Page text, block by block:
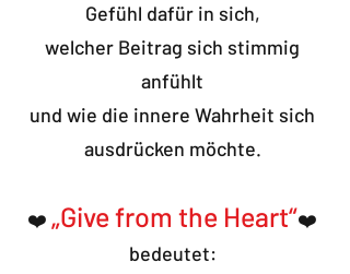
Gefühl dafür in sich,
welcher Beitrag sich stimmig
anfühlt
und wie die innere Wahrheit sich
ausdrücken möchte.
❤️ „Give from the Heart“❤️
bedeutet: